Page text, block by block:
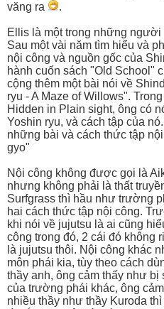
văng ra
.
Ellis là một trong những người
Sau một vài năm tìm hiểu và
nội công và nguồn gốc của
hành cuốn sách "Old School"
cộng thêm một bài nói về
ryu - A Maze of Willows".
Hidden in Plain sight, ông có
Yoshin ryu, và cách tập của
những bài và cách thức tập
gyo"
Nội công không được gọi là
nhưng không phải là thất
Surfgrass thì hầu như trường
hai cách thức tập nội công.
khi nói về jujutsu là ai cũng
công trong đó, 2 cái đó không
là jujutsu thôi. Nội công khác
môn phái kia, tùy theo cách
thầy anh, ông cảm thấy như
của trường phái khác, ông
nhiều thầy như thầy Kuroda